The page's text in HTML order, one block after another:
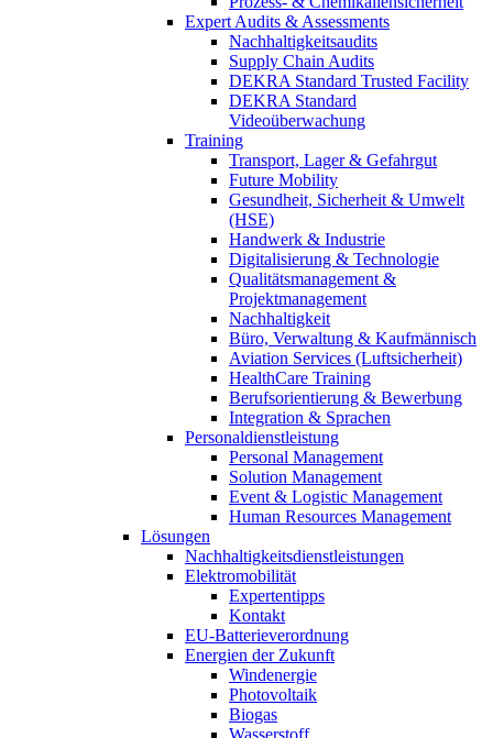
Expert Audits & Assessments
Nachhaltigkeitsaudits
Supply Chain Audits
DEKRA Standard Trusted Facility
DEKRA Standard
Videoüberwachung
Training
Transport, Lager & Gefahrgut
Future Mobility
Gesundheit, Sicherheit & Umwelt
(HSE)
Handwerk & Industrie
Digitalisierung & Technologie
Qualitätsmanagement &
Projektmanagement
Nachhaltigkeit
Büro, Verwaltung & Kaufmännisch
Aviation Services (Luftsicherheit)
HealthCare Training
Berufsorientierung & Bewerbung
Integration & Sprachen
Personaldienstleistung
Personal Management
Solution Management
Event & Logistic Management
Human Resources Management
Lösungen
Nachhaltigkeitsdienstleistungen
Elektromobilität
Expertentipps
Kontakt
EU-Batterieverordnung
Energien der Zukunft
Windenergie
Photovoltaik
Biogas
Wasserstoff